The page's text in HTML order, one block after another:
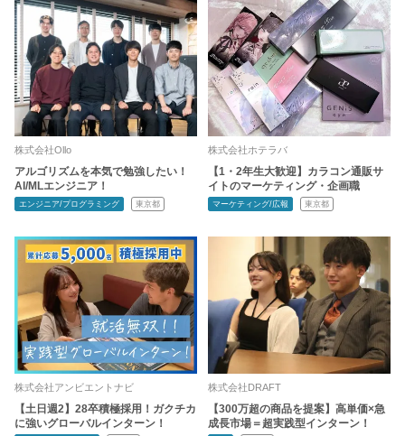
株式会社Ollo
アルゴリズムを本気で勉強したい！
AI/MLエンジニア！
エンジニア/プログラミング 東京都
株式会社ホテラバ
【1・2年生大歓迎】カラコン通販サ
イトのマーケティング・企画職
マーケティング/広報 東京都
株式会社アンビエントナビ
【土日週2】28卒積極採用！ガクチカ
に強いグローバルインターン！
株式会社DRAFT
【300万超の商品を提案】高単価×急
成長市場＝超実践型インターン！